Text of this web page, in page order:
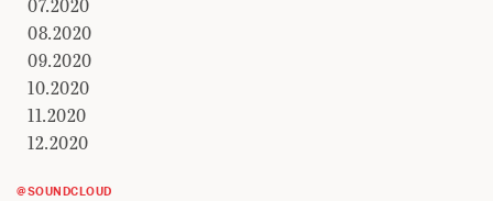
08.2020
09.2020
10.2020
11.2020
12.2020
@SOUNDCLOUD